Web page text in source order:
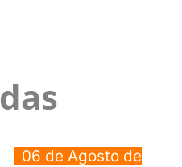
06 de Agosto de